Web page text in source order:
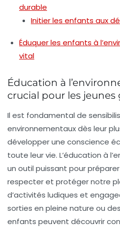
durable
Initier les enfants aux
Éduquer les enfants à
vital
Éducation à
crucial pour les jeunes
Il est fondamental de
environnementauxdès leur
développer une conscience
toute leur vie. L’éducation à
un outil puissant pour
respecter et protéger notre
d’activités ludiques et
sorties en pleine nature ou
enfants peuvent découvrir